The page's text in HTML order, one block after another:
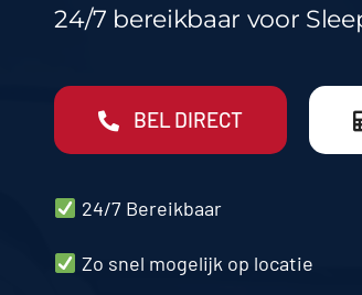
24/7 bereikbaar voor
BEL DIRECT
24/7 Bereikbaar
Zo snel mogelijk op locatie